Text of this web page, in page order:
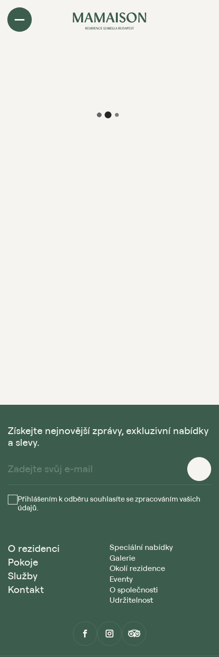
O rezidenci
Pokoje
Služby
Kontakt
Speciální nabídky
Galerie
Okolí rezidence
Eventy
O společnosti
Udržitelnost
Získejte nejnovější zprávy, exkluzivní nabídky
a slevy.
Přihlášením k odběru souhlasíte se zpracováním vašich
údajů.